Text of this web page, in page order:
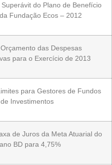
do Plano de Benefício
Fundação Ecos – 2012
das Despesas
para o Exercício de 2013
para Gestores de Fundos
de Investimentos
de Juros da Meta Atuarial do
BD para 4,75%